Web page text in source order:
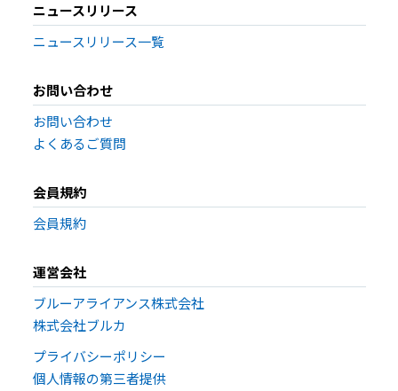
ニュースリリース
ニュースリリース一覧
お問い合わせ
お問い合わせ
よくあるご質問
会員規約
会員規約
運営会社
ブルーアライアンス株式会社
株式会社ブルカ
プライバシーポリシー
個人情報の第三者提供